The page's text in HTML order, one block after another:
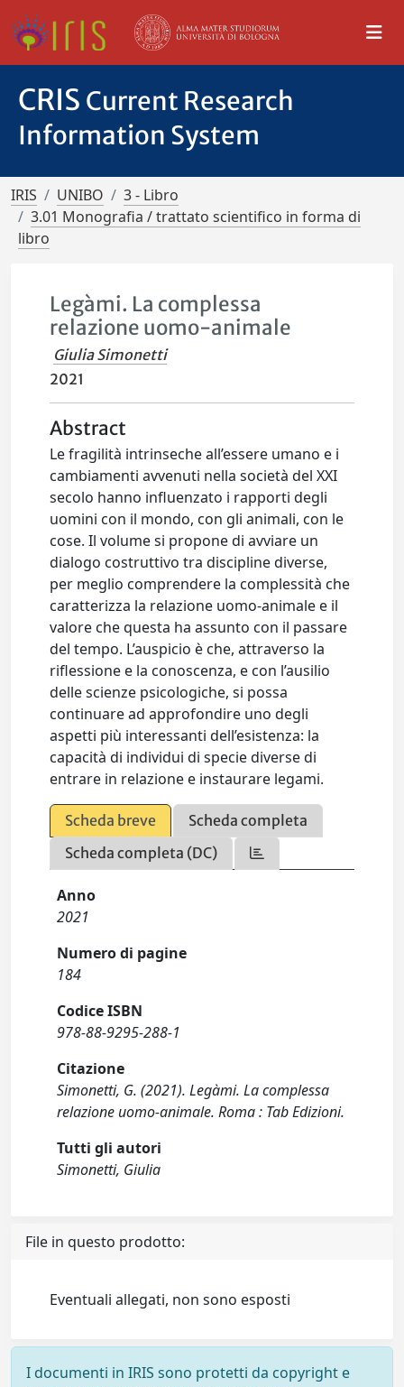
CRIS Current Research
Information System
IRIS UNIBO
3 - Libro
3.01 Monografia / trattato scientifico in forma di
libro
Legàmi. La complessa
relazione uomo-animale
Giulia Simonetti
2021
Abstract
Le fragilità intrinseche all’essere umano e i
cambiamenti avvenuti nella società del XXI
secolo hanno influenzato i rapporti degli
uomini con il mondo, con gli animali, con le
cose. Il volume si propone di avviare un
dialogo costruttivo tra discipline diverse,
per meglio comprendere la complessità che
caratterizza la relazione uomo-animale e il
valore che questa ha assunto con il passare
del tempo. L’auspicio è che, attraverso la
riflessione e la conoscenza, e con l’ausilio
delle scienze psicologiche, si possa
continuare ad approfondire uno degli
aspetti più interessanti dell’esistenza: la
capacità di individui di specie diverse di
entrare in relazione e instaurare legami.
Scheda breve
Scheda completa
Scheda completa (DC)
Anno
2021
Numero di pagine
184
Codice ISBN
978-88-9295-288-1
Citazione
Simonetti, G. (2021). Legàmi. La complessa
relazione uomo-animale. Roma : Tab Edizioni.
Tutti gli autori
Simonetti, Giulia
File in questo prodotto:
Eventuali allegati, non sono esposti
I documenti in IRIS sono protetti da copyright e